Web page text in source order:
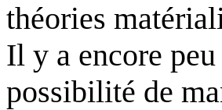
théories
Il y a encore
possibilité de